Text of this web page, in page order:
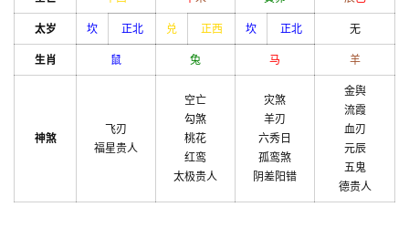
太岁 坎 正北 兑 正西 坎 正北 无
生肖 鼠 兔 马 羊
神煞
飞刃
福星贵人
空亡
勾煞
桃花
红鸾
太极贵人
灾煞
羊刃
六秀日
孤鸾煞
阴差阳错
金舆
流霞
血刃
元辰
五鬼
德贵人